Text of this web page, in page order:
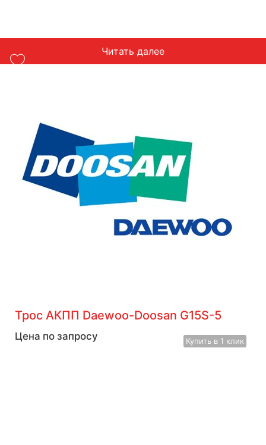
Читать далее
Трос АКПП Daewoo-Doosan G15S-5
Цена по запросу Купить в 1 клик